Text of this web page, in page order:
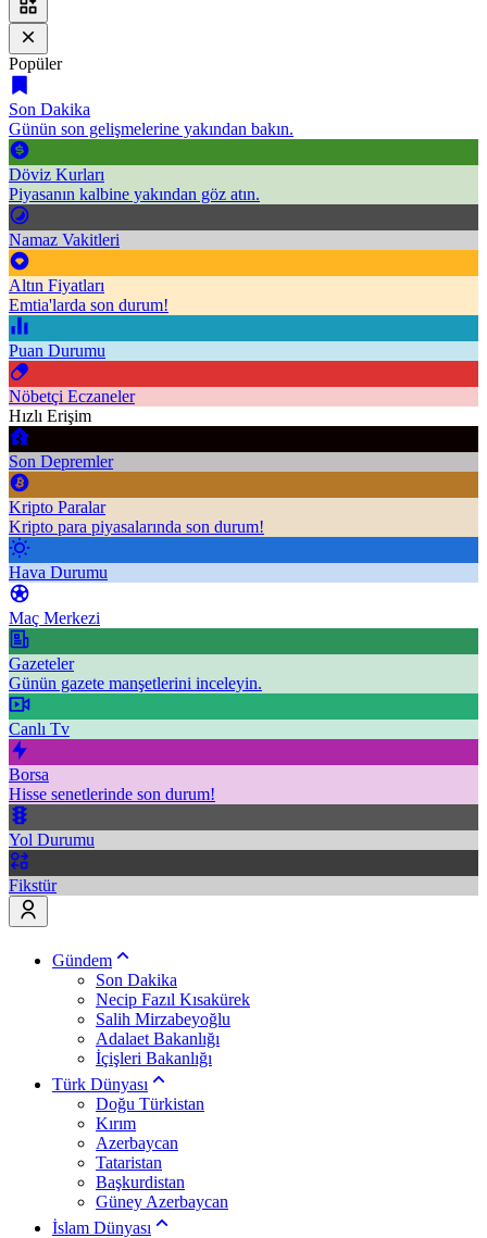
Popüler
Son Dakika
Günün son gelişmelerine yakından bakın.
Döviz Kurları
Piyasanın kalbine yakından göz atın.
Namaz Vakitleri
Altın Fiyatları
Emtia'larda son durum!
Puan Durumu
Nöbetçi Eczaneler
Hızlı Erişim
Son Depremler
Kripto Paralar
Kripto para piyasalarında son durum!
Hava Durumu
Maç Merkezi
Gazeteler
Günün gazete manşetlerini inceleyin.
Canlı Tv
Borsa
Hisse senetlerinde son durum!
Yol Durumu
Fikstür
Gündem
Son Dakika
Necip Fazıl Kısakürek
Salih Mirzabeyoğlu
Adalaet Bakanlığı
İçişleri Bakanlığı
Türk Dünyası
Doğu Türkistan
Kırım
Azerbaycan
Tataristan
Başkurdistan
Güney Azerbaycan
İslam Dünyası